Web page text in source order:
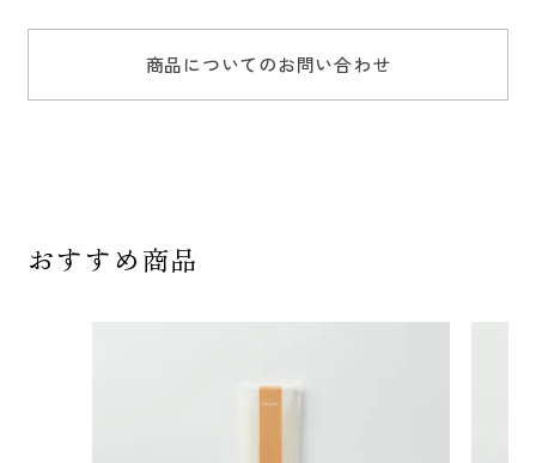
商品についてのお問い合わせ
おすすめ商品